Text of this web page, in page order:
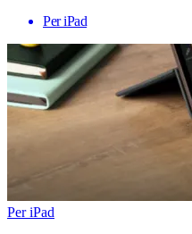
Per iPad
Per iPad